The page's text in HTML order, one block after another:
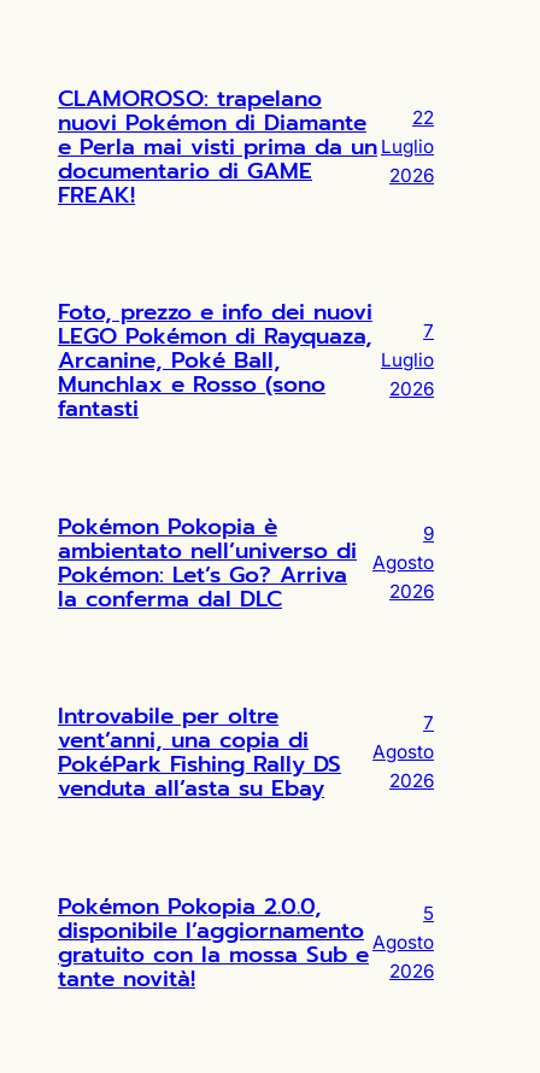
CLAMOROSO: trapelano
nuovi Pokémon di Diamante
e Perla mai visti prima da un
documentario di GAME
FREAK!
22
Luglio
2026
Foto, prezzo e info dei nuovi
LEGO Pokémon di Rayquaza,
Arcanine, Poké Ball,
Munchlax e Rosso (sono
fantasti
7
Luglio
2026
Pokémon Pokopia è
ambientato nell’universo di
Pokémon: Let’s Go? Arriva
la conferma dal DLC
9
Agosto
2026
Introvabile per oltre
vent’anni, una copia di
PokéPark Fishing Rally DS
venduta all’asta su Ebay
7
Agosto
2026
Pokémon Pokopia 2.0.0,
disponibile l’aggiornamento
gratuito con la mossa Sub e
tante novità!
5
Agosto
2026